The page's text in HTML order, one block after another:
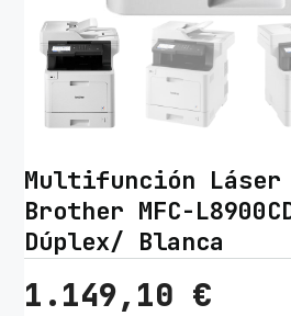
Multifunción Láser
Brother MFC-
Dúplex/ Blanca
1.149,10 €